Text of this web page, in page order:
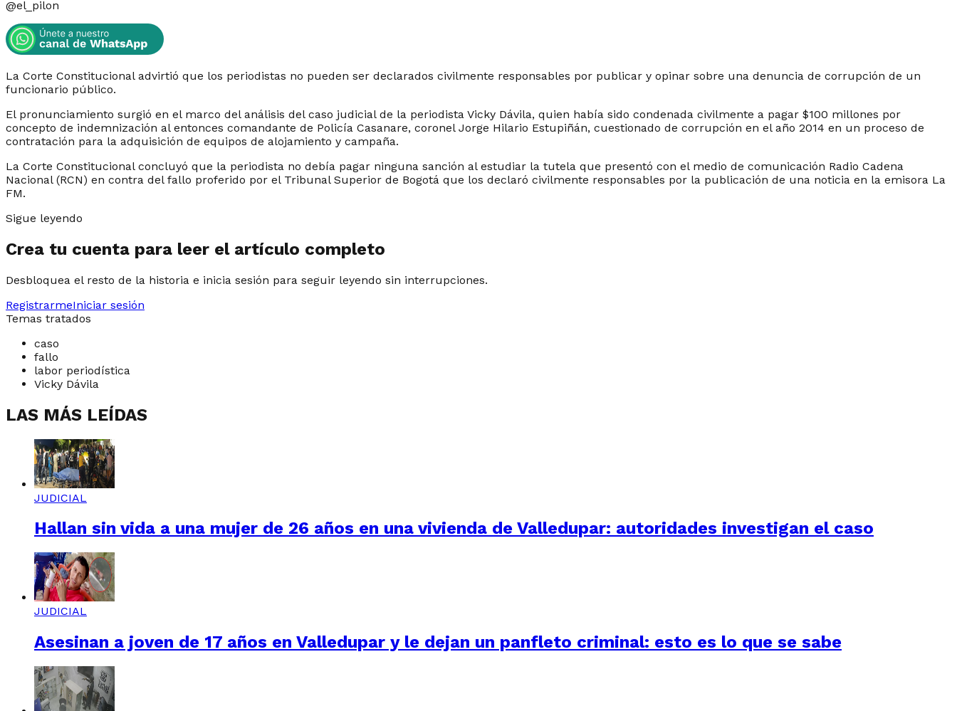
@el_pilon
La Corte Constitucional advirtió que los periodistas no pueden ser declarados civilmente responsables por publicar y opinar sobre una denuncia de corrupción de un
funcionario público.
El pronunciamiento surgió en el marco del análisis del caso judicial de la periodista Vicky Dávila, quien había sido condenada civilmente a pagar $100 millones por
concepto de indemnización al entonces comandante de Policía Casanare, coronel Jorge Hilario Estupiñán, cuestionado de corrupción en el año 2014 en un proceso de
contratación para la adquisición de equipos de alojamiento y campaña.
La Corte Constitucional concluyó que la periodista no debía pagar ninguna sanción al estudiar la tutela que presentó con el medio de comunicación Radio Cadena
Nacional (RCN) en contra del fallo proferido por el Tribunal Superior de Bogotá que los declaró civilmente responsables por la publicación de una noticia en la emisora La
FM.
Sigue leyendo
Crea tu cuenta para leer el artículo completo
Desbloquea el resto de la historia e inicia sesión para seguir leyendo sin interrupciones.
RegistrarmeIniciar sesión
Temas tratados
caso
fallo
labor periodística
Vicky Dávila
LAS MÁS LEÍDAS
JUDICIAL
Hallan sin vida a una mujer de 26 años en una vivienda de Valledupar: autoridades investigan el caso
JUDICIAL
Asesinan a joven de 17 años en Valledupar y le dejan un panfleto criminal: esto es lo que se sabe